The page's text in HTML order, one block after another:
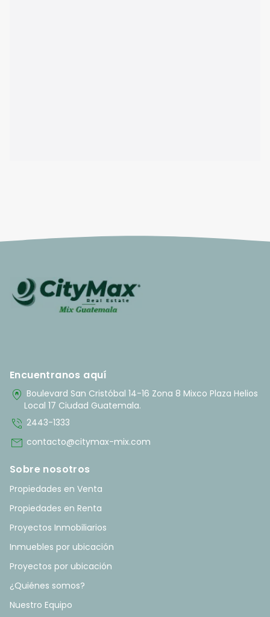
Encuentranos aquí
home_pin Boulevard San Cristóbal 14-16 Zona 8 Mixco Plaza Helios
Local 17 Ciudad Guatemala.
phone_in_talk 2443-1333
mail contacto@citymax-mix.com
Sobre nosotros
Propiedades en Venta
Propiedades en Renta
Proyectos Inmobiliarios
Inmuebles por ubicación
Proyectos por ubicación
¿Quiénes somos?
Nuestro Equipo